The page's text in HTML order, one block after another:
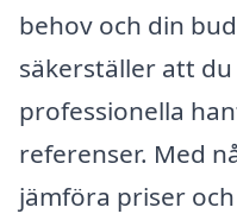
behov och din
säkerställer att
professionella
referenser. Med
jämföra priser